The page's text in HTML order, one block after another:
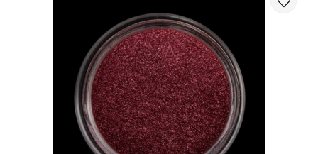
Під час відправлення замовлення закордон через
перевізника, інтернет магазин не несе
відповідальності за збереження і цілісність